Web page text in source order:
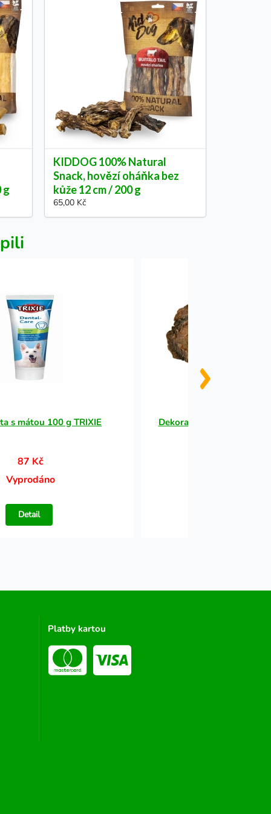
g
KIDDOG 100% Natural
Snack, hovězí oháňka bez
kůže 12 cm / 200 g
65,00 Kč
s mátou 100 g TRIXIE
87 Kč
Vyprodáno
Detail
Dekorace stromová kůra -
Platby kartou